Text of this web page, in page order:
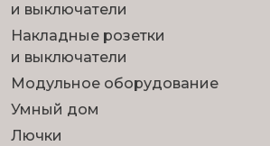
и выключатели
Накладные розетки
и выключатели
Модульное оборудование
Умный дом
Лючки